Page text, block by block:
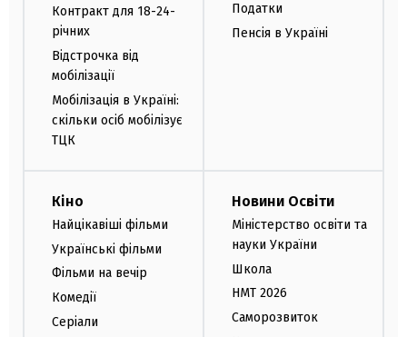
Контракт для 18-24-
річних
Відстрочка від
мобілізації
Мобілізація в Україні:
скільки осіб мобілізує
ТЦК
Податки
Пенсія в Україні
Кіно
Найцікавіші фільми
Українські фільми
Фільми на вечір
Комедії
Серіали
Новини Освіти
Міністерство освіти та
науки України
Школа
НМТ 2026
Саморозвиток